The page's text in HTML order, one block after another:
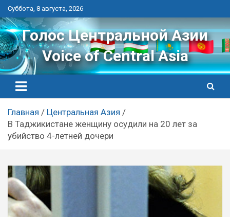
Перейти
к
контенту
Суббота, 8 августа, 2026
Голос Центральной Азии
Voice of Central Asia
Главная
Центральная Азия
В Таджикистане женщину осудили на 20 лет за
убийство 4-летней дочери